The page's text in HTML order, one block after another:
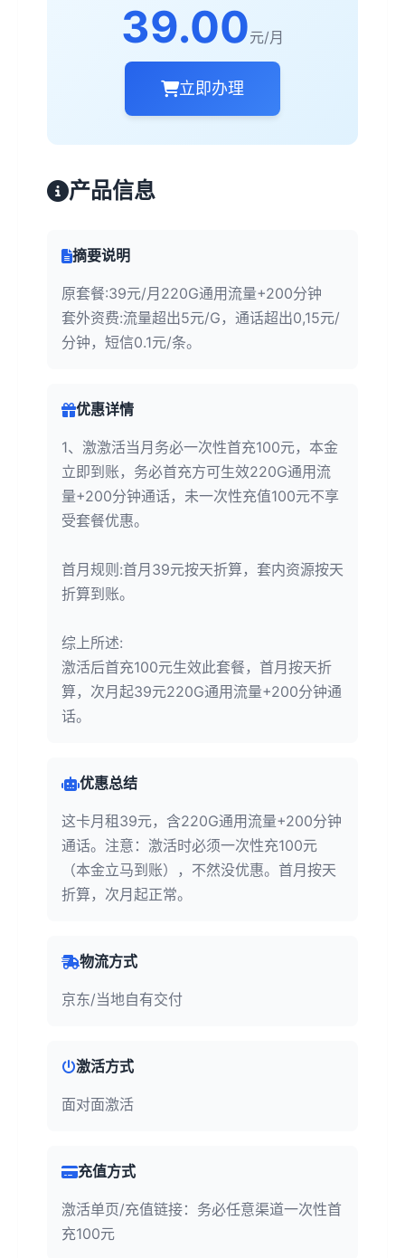
39.00元/月
立即办理
产品信息
摘要说明
原套餐:39元/月220G通用流量+200分钟
套外资费:流量超出5元/G，通话超出0,15元/
分钟，短信0.1元/条。
优惠详情
1、激激活当月务必一次性首充100元，本金
立即到账，务必首充方可生效220G通用流
量+200分钟通话，未一次性充值100元不享
受套餐优惠。
首月规则:首月39元按天折算，套内资源按天
折算到账。
综上所述:
激活后首充100元生效此套餐，首月按天折
算，次月起39元220G通用流量+200分钟通
话。
优惠总结
这卡月租39元，含220G通用流量+200分钟
通话。注意：激活时必须一次性充100元
（本金立马到账），不然没优惠。首月按天
折算，次月起正常。
物流方式
京东/当地自有交付
激活方式
面对面激活
充值方式
激活单页/充值链接：务必任意渠道一次性首
充100元